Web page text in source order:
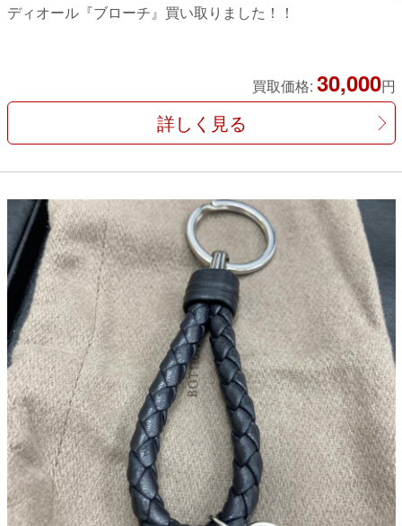
ディオール『ブローチ』買い取りました！！
買取価格: 30,000円
詳しく見る